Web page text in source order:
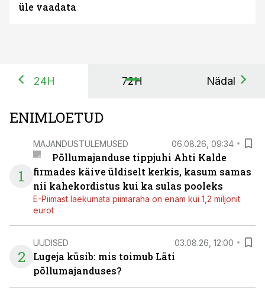
üle vaadata
24H 72H Nädal
ENIMLOETUD
1
MAJANDUSTULEMUSED 06.08.26, 09:34
Põllumajanduse tippjuhi Ahti Kalde
firmades käive üldiselt kerkis, kasum samas
nii kahekordistus kui ka sulas pooleks
E-Piimast laekumata piimaraha on enam kui 1,2 miljonit
eurot
2
UUDISED 03.08.26, 12:00
Lugeja küsib: mis toimub Läti
põllumajanduses?